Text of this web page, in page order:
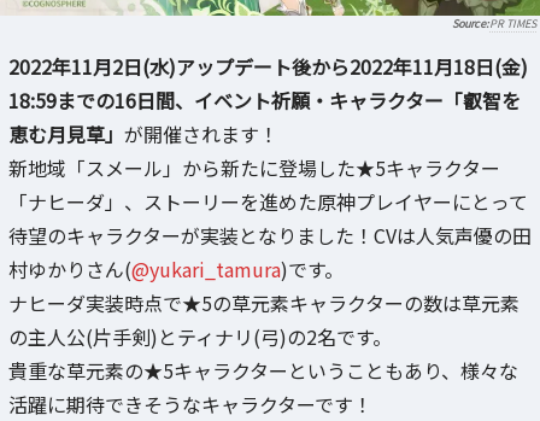
PR TIMES
2022年11月2日(水)アップデート後から2022年11月18日(金)
18:59までの16日間、イベント祈願・キャラクター「叡智を
恵む月見草」 が開催されます！
新地域「スメール」から新たに登場した★5キャラクター
「ナヒーダ」、ストーリーを進めた原神プレイヤーにとって
待望のキャラクターが実装となりました！CVは人気声優の田
村ゆかりさん(@yukari_tamura)です。
ナヒーダ実装時点で★5の草元素キャラクターの数は草元素
の主人公(片手剣)とティナリ(弓)の2名です。
貴重な草元素の★5キャラクターということもあり、様々な
活躍に期待できそうなキャラクターです！